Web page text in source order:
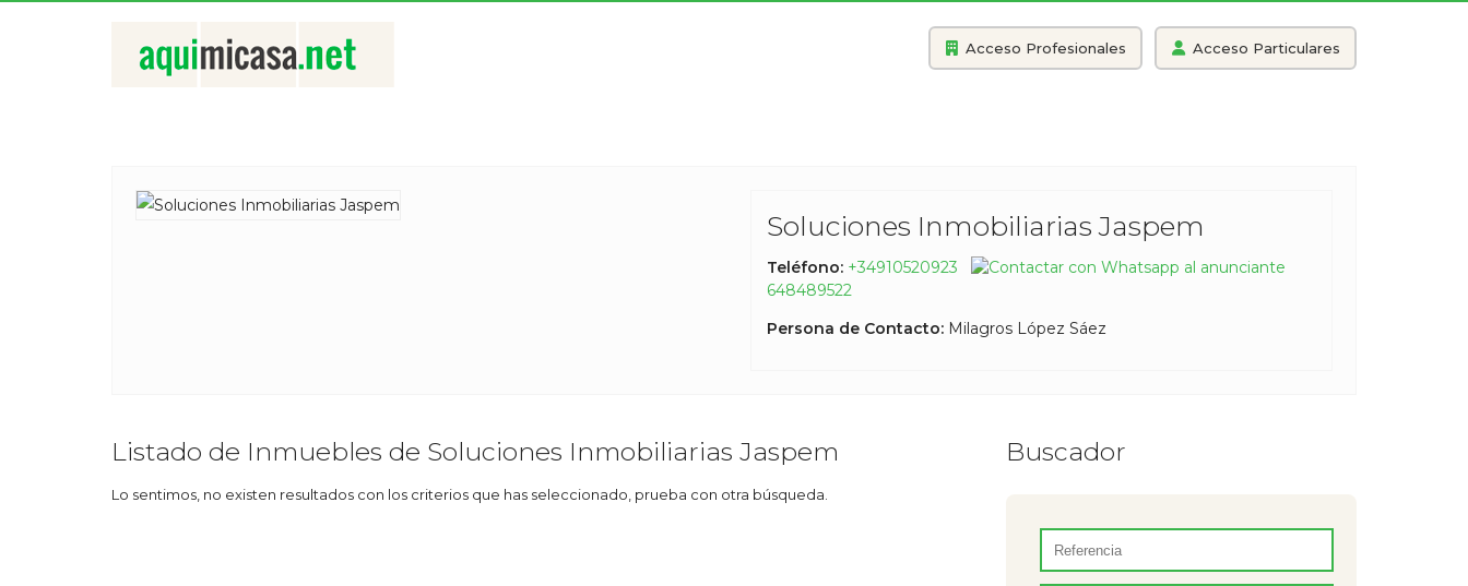
Acceso Profesionales Acceso Particulares
Soluciones Inmobiliarias Jaspem
Teléfono: +34910520923
648489522
Persona de Contacto: Milagros López Sáez
Listado de Inmuebles de Soluciones Inmobiliarias Jaspem
Lo sentimos, no existen resultados con los criterios que has seleccionado, prueba con otra búsqueda.
Buscador